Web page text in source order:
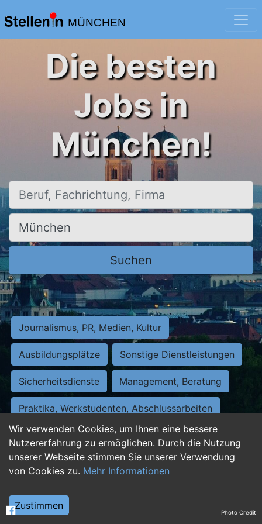
MÜNCHEN
Wir verwenden Cookies, um Ihnen eine bessere
Nutzererfahrung zu ermöglichen. Durch die Nutzung
unserer Webseite stimmen Sie unserer Verwendung
von Cookies zu. Mehr Informationen
Zustimmen
Die besten
Jobs in
München!
Beruf, Fachrichtung, Firma
Ort, Stadt
Suchen
Journalismus, PR, Medien, Kultur
Ausbildungsplätze Sonstige Dienstleistungen
Sicherheitsdienste Management, Beratung
Praktika, Werkstudenten, Abschlussarbeiten
Personalwesen Assistenz, Sekretariat
Hilfskräfte, Aushilfs- und Nebenjobs
Weiterbildung, Studium, duale Ausbildung Photo Credit